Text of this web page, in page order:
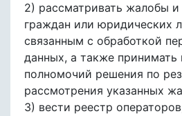
2) рассматривать жалобы
граждан или юридических
связанным с обработкой
данных, а также принимать
полномочий решения по
рассмотрения указанных
3) вести реестр